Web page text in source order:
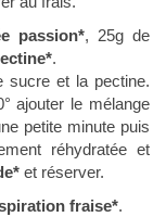
passion*, 25g de
.
sucre et la pectine.
ajouter le mélange
petite minute puis
réhydratée et
et réserver.
fraise*.